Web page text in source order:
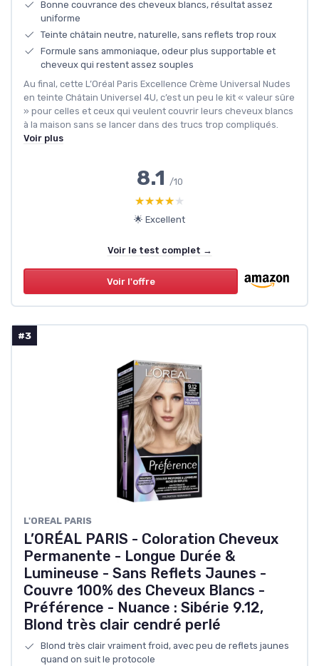
Bonne couvrance des cheveux blancs, résultat assez
uniforme
Teinte châtain neutre, naturelle, sans reflets trop roux
Formule sans ammoniaque, odeur plus supportable et
cheveux qui restent assez souples
Au final, cette L’Oréal Paris Excellence Crème Universal Nudes
en teinte Châtain Universel 4U, c’est un peu le kit « valeur sûre
» pour celles et ceux qui veulent couvrir leurs cheveux blancs
à la maison sans se lancer dans des trucs trop compliqués.
Voir plus
8.1 /10
★★★★★
★★★★★
🌟 Excellent
Voir le test complet →
Voir l'offre
#3
L'OREAL PARIS
L’ORÉAL PARIS - Coloration Cheveux
Permanente - Longue Durée &
Lumineuse - Sans Reflets Jaunes -
Couvre 100% des Cheveux Blancs -
Préférence - Nuance : Sibérie 9.12,
Blond très clair cendré perlé
Blond très clair vraiment froid, avec peu de reflets jaunes
quand on suit le protocole